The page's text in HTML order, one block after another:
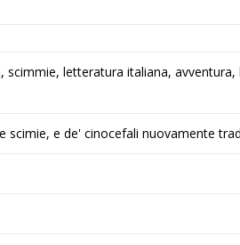
letteratura italiana,
scimie, e de' cinocefali nuovamente